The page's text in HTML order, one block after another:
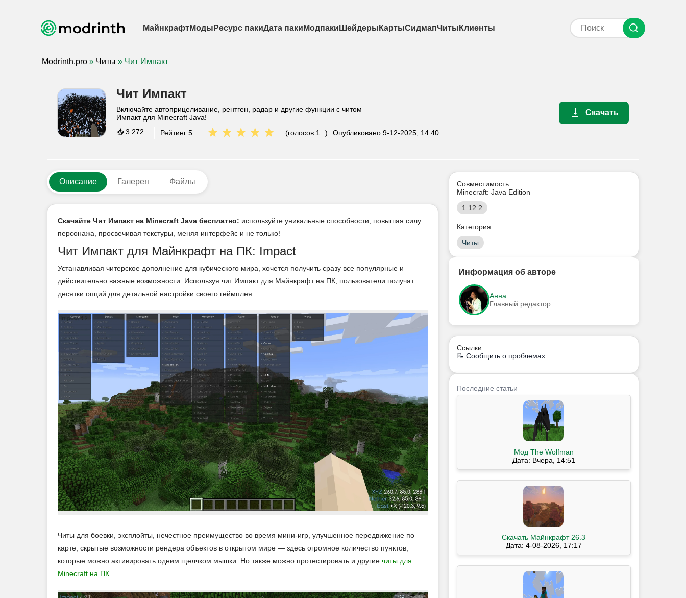
МайнкрафтМоды Ресурс пакиДата паки Модпаки Шейдеры КартыСидмапЧиты Клиенты
Modrinth.pro » Читы » Чит Импакт
Чит Импакт
Включайте автоприцеливание, рентген, радар и другие функции с читом
Импакт для Minecraft Java!
📥 3 272 Рейтинг:5 (голосов:1 ) Опубликовано 9-12-2025, 14:40
Скачать
Описание Галерея Файлы
Скачайте Чит Импакт на Minecraft Java бесплатно: используйте уникальные способности, повышая силу
персонажа, просвечивая текстуры, меняя интерфейс и не только!
Чит Импакт для Майнкрафт на ПК: Impact
Устанавливая читерское дополнение для кубического мира, хочется получить сразу все популярные и
действительно важные возможности. Используя чит Импакт для Майнкрафт на ПК, пользователи получат
десятки опций для детальной настройки своего геймплея.
Читы для боевки, эксплойты, нечестное преимущество во время мини-игр, улучшенное передвижение по
карте, скрытые возможности рендера объектов в открытом мире — здесь огромное количество пунктов,
которые можно активировать одним щелчком мышки. Но также можно протестировать и другие читы для
Minecraft на ПК
Совместимость
Minecraft: Java Edition
1.12.2
Категория:
Читы
Информация об авторе
Анна
Главный редактор
Ссылки
📝 Сообщить о проблемах
Последние статьи
Мод The Wolfman
Дата: Вчера, 14:51
Скачать Майнкрафт 26.3
Дата: 4-08-2026, 17:17